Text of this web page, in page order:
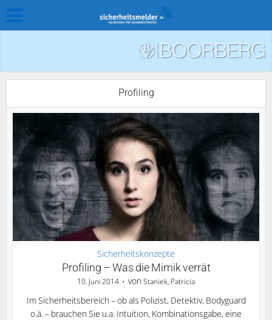
Profiling
Sicherheitskonzepte
Profiling – Was die Mimik verrät
10. Juni 2014 vonStaniek, Patricia
Im Sicherheitsbereich – ob als Polizist, Detektiv, Bodyguard
o.ä. – brauchen Sie u.a. Intuition, Kombinationsgabe, eine